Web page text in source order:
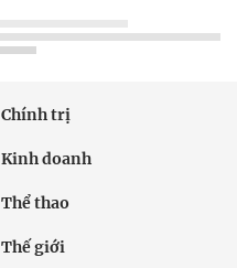
Chính trị
Kinh doanh
Thể thao
Thế giới